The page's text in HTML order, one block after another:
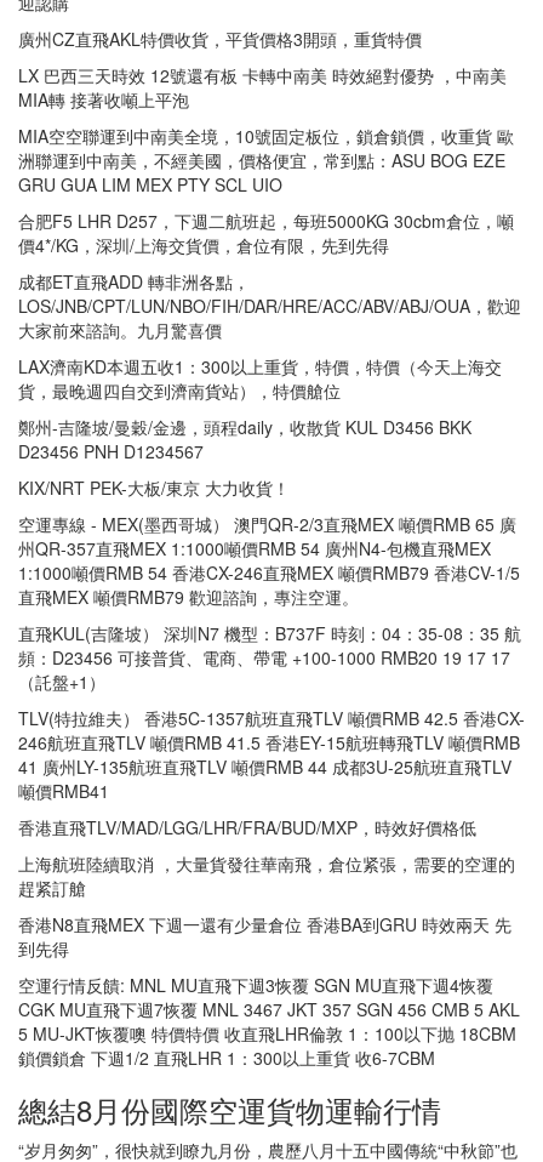
廣州CZ直飛AKL特價收貨，平貨價格3開頭，重貨特價
LX 巴西三天時效 12號還有板 卡轉中南美 時效絕對優势 ，中南美
MIA轉 接著收噸上平泡
MIA空空聯運到中南美全境，10號固定板位，鎖倉鎖價，收重貨 歐
洲聯運到中南美，不經美國，價格便宜，常到點：ASU BOG EZE
GRU GUA LIM MEX PTY SCL UIO
合肥F5 LHR D257，下週二航班起，每班5000KG 30cbm倉位，噸
價4*/KG，深圳/上海交貨價，倉位有限，先到先得
成都ET直飛ADD 轉非洲各點，
LOS/JNB/CPT/LUN/NBO/FIH/DAR/HRE/ACC/ABV/ABJ/OUA，歡迎
大家前來諮詢。九月驚喜價
LAX濟南KD本週五收1：300以上重貨，特價，特價（今天上海交
貨，最晚週四自交到濟南貨站），特價艙位
鄭州-吉隆坡/曼穀/金邊，頭程daily，收散貨 KUL D3456 BKK
D23456 PNH D1234567
KIX/NRT PEK-大板/東京 大力收貨！
空運專線 - MEX(墨西哥城） 澳門QR-2/3直飛MEX 噸價RMB 65 廣
州QR-357直飛MEX 1:1000噸價RMB 54 廣州N4-包機直飛MEX
1:1000噸價RMB 54 香港CX-246直飛MEX 噸價RMB79 香港CV-1/5
直飛MEX 噸價RMB79 歡迎諮詢，專注空運。
直飛KUL(吉隆坡） 深圳N7 機型：B737F 時刻：04：35-08：35 航
頻：D23456 可接普貨、電商、帶電 +100-1000 RMB20 19 17 17
（託盤+1）
TLV(特拉維夫） 香港5C-1357航班直飛TLV 噸價RMB 42.5 香港CX-
246航班直飛TLV 噸價RMB 41.5 香港EY-15航班轉飛TLV 噸價RMB
41 廣州LY-135航班直飛TLV 噸價RMB 44 成都3U-25航班直飛TLV
噸價RMB41
香港直飛TLV/MAD/LGG/LHR/FRA/BUD/MXP，時效好價格低
上海航班陸續取消 ，大量貨發往華南飛，倉位紧張，需要的空運的
趕紧訂艙
香港N8直飛MEX 下週一還有少量倉位 香港BA到GRU 時效兩天 先
到先得
空運行情反饋: MNL MU直飛下週3恢覆 SGN MU直飛下週4恢覆
CGK MU直飛下週7恢覆 MNL 3467 JKT 357 SGN 456 CMB 5 AKL
5 MU-JKT恢覆噢 特價特價 收直飛LHR倫敦 1：100以下抛 18CBM
鎖價鎖倉 下週1/2 直飛LHR 1：300以上重貨 收6-7CBM
總結8月份國際空運貨物運輸行情
“岁月匆匆”，很快就到瞭九月份，農歷八月十五中國傳統“中秋節”也